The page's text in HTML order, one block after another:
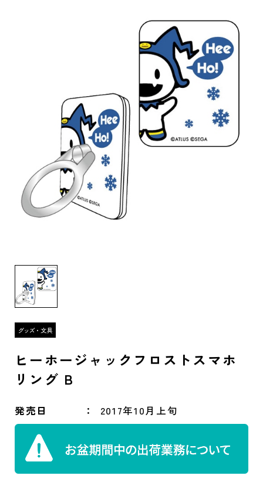
ヒーホージャックフロストスマホ
リング B
発売日 2017年10月上旬